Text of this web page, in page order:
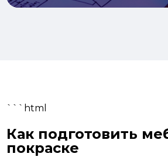
```html
Как подготовить
покраске